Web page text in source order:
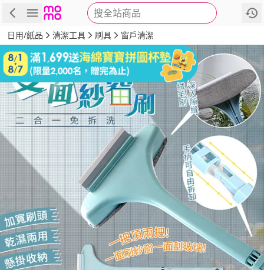
搜全站商品
商品 評價 詳情
日用/紙品 清潔工具 刷具 窗戶清潔